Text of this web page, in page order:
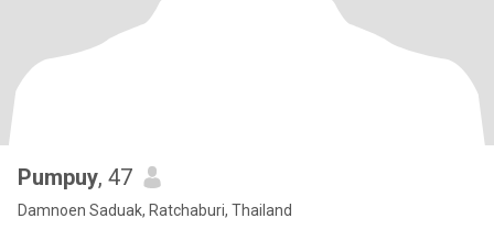
Pumpuy, 47
Damnoen Saduak, Ratchaburi, Thailand